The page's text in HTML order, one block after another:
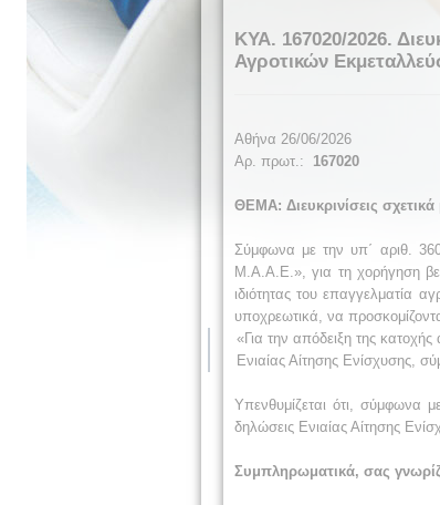
ΚΥΑ. 167020/2026.
Αγροτικών
Αθήνα 26/06/2026
Αρ. πρωτ.: 167020
ΘΕΜΑ: Διευκρινίσεις
Σύμφωνα με την υπ΄ αριθ.
Μ.Α.Α.Ε.», για τη χορήγηση
ιδιότητας του επαγγελματία
υποχρεωτικά, να
«Για την απόδειξη της
Ενιαίας Αίτησης Ενίσχυσης,
Υπενθυμίζεται ότι, σύμφωνα
δηλώσεις Ενιαίας Αίτησης
Συμπληρωματικά, σας